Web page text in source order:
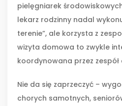
pielęgniarek
lekarz rodzinny nadal
terenie”, ale korzysta z
wizyta domowa to zwykle
koordynowana przez
Nie da się zaprzeczyć –
chorych samotnych,